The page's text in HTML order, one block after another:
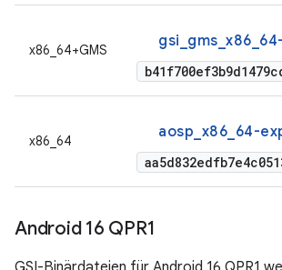
x86_64+GMS
x86_64 aosp_x86_64-
Android 16 QPR1